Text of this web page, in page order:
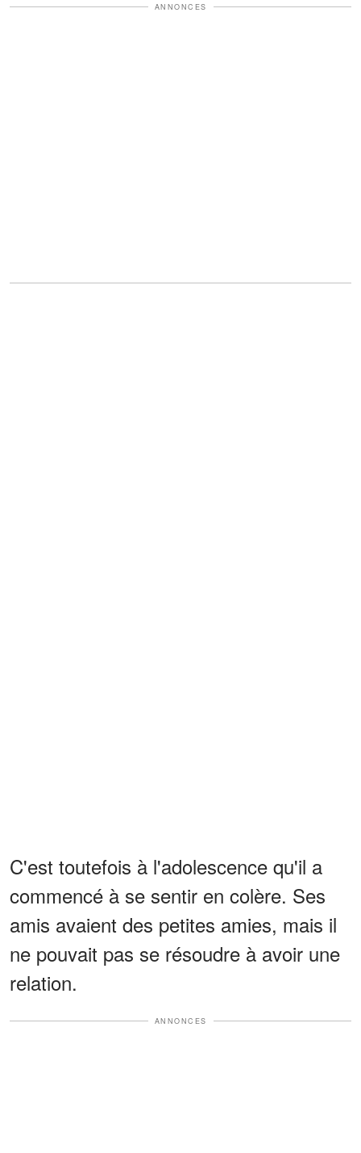
ANNONCES
C'est toutefois à l'adolescence qu'il a
commencé à se sentir en colère. Ses
amis avaient des petites amies, mais il
ne pouvait pas se résoudre à avoir une
relation.
ANNONCES